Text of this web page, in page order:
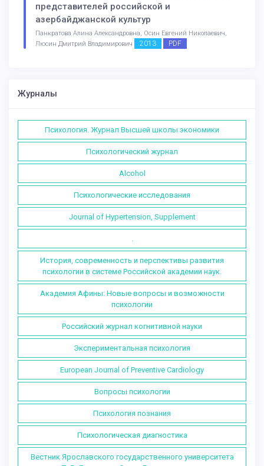
представителей российской и
азербайджанской культур
Панкратова Алина Александровна, Осин Евгений Николаевич,
Люсин Дмитрий Владимирович
2013 PDF
Журналы
Психология. Журнал Высшей школы экономики
Психологический журнал
Alcohol
Психологические исследования
Journal of Hypertension, Supplement
История, современность и перспективы развития
психологии в системе Российской академии наук.
Академия Афины: Новые вопросы и возможности
психологии
Российский журнал когнитивной науки
Экспериментальная психология
European Journal of Preventive Cardiology
Вопросы психологии
Психология познания
Психологическая диагностика
Вестник Ярославского государственного университета